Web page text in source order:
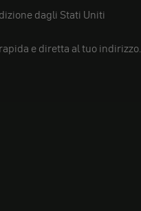
dagli Stati Uniti
e diretta al tuo indirizzo.